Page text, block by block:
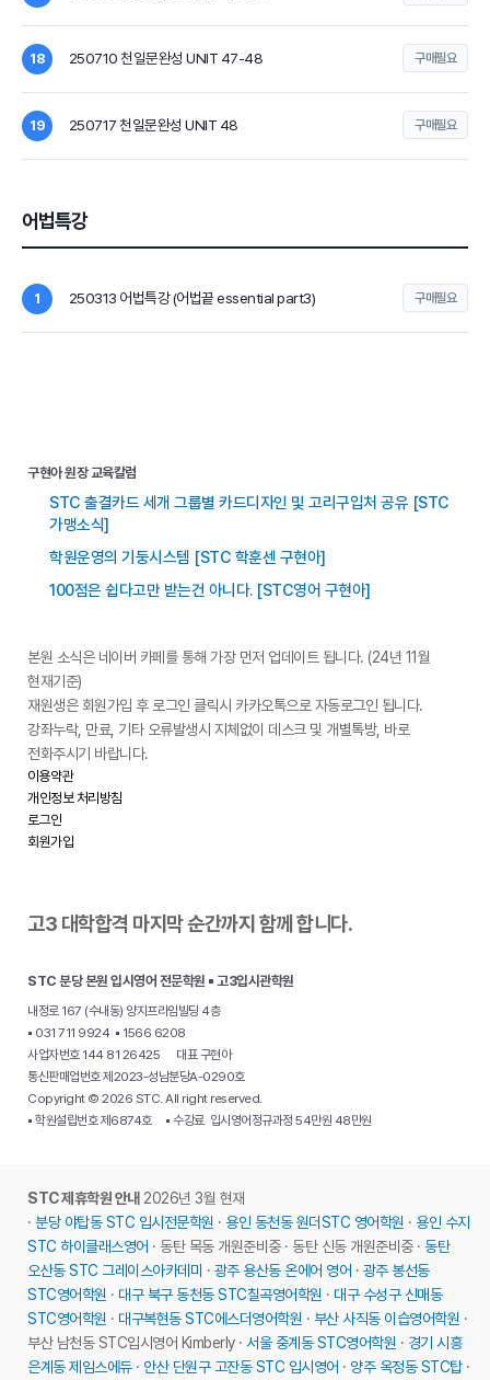
18 250710 천일문완성 UNIT 47-48 구매필요
19 250717 천일문완성 UNIT 48 구매필요
어법특강
1 250313 어법특강 (어법끝 essential part3) 구매필요
구현아 원장 교육칼럼
STC 출결카드 세개 그룹별 카드디자인 및 고리구입처 공유 [STC
가맹소식]
학원운영의 기둥시스템 [STC 학훈센 구현아]
100점은 쉽다고만 받는건 아니다. [STC영어 구현아]
본원 소식은 네이버 카페를 통해 가장 먼저 업데이트 됩니다. (24년 11월
현재기준)
재원생은 회원가입 후 로그인 클릭시 카카오톡으로 자동로그인 됩니다.
강좌누락, 만료, 기타 오류발생시 지체없이 데스크 및 개별톡방, 바로
전화주시기 바랍니다.
이용약관
개인정보 처리방침
로그인
회원가입
고3 대학합격 마지막 순간까지 함께 합니다.
STC 분당 본원 입시영어 전문학원 ▪ 고3입시관학원
내정로 167 (수내동) 양지프라임빌딩 4층
▪ 031 711 9924 ▪ 1566 6208
사업자번호 144 81 26425 대표 구현아
통신판매업번호 제2023-성남분당A-0290호
Copyright © 2026 STC. All right reserved.
▪ 학원설립번호 제6874호 ▪ 수강료 입시영어정규과정 54만원 48만원
STC 제휴학원 안내 2026년 3월 현재
· 분당 야탑동 STC 입시전문학원 · 용인 동천동 원더STC 영어학원 · 용인 수지
STC 하이클래스영어 · 동탄 목동 개원준비중 · 동탄 신동 개원준비중 · 동탄
오산동 STC 그레이스아카데미 · 광주 용산동 온에어 영어 · 광주 봉선동
STC영어학원 · 대구 북구 동천동 STC칠곡영어학원 · 대구 수성구 신매동
STC영어학원 · 대구복현동 STC에스더영어학원 · 부산 사직동 이습영어학원 ·
부산 남천동 STC입시영어 Kimberly · 서울 중계동 STC영어학원 · 경기 시흥
은계동 제임스에듀· 안산 단원구 고잔동 STC 입시영어 · 양주 옥정동 STC탑·